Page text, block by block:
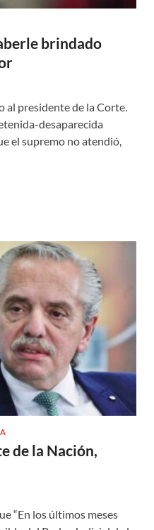
brindado
al presidente de la Corte.
desaparecida
el supremo no atendió,
de la Nación,
“En los últimos meses